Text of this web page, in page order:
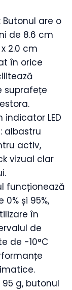
: Butonul are o
de 8.6 cm
2.0 cm
în orice
suprafețe
indicator LED
albastru
activ,
vizual clar
funcționează
și 95%,
în
de
de -10°C
g, butonul